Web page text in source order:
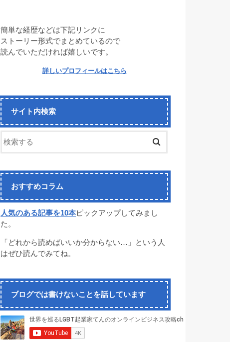
簡単な経歴などは下記リンクに
ストーリー形式でまとめているので
読んでいただければ嬉しいです。
詳しいプロフィールはこちら
サイト内検索
おすすめコラム
人気のある記事を10本ピックアップしてみまし
た。
「どれから読めばいいか分からない…」という人
はぜひ読んでみてね。
ブログでは書けないことを話しています